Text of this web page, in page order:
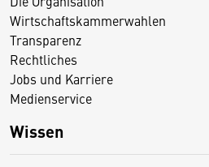
Wirtschaftskammerwahlen
Transparenz
Rechtliches
Jobs und Karriere
Medienservice
Wissen